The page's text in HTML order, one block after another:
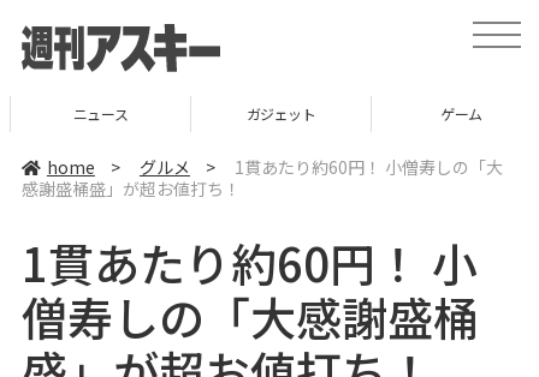
t
o
a
v
ニュース ガジェット ゲーム
home > グルメ >
1貫あたり約60円！ 小僧寿しの「大
感謝盛桶盛」が超お値打ち！
1貫あたり約60円！ 小
僧寿しの「大感謝盛桶